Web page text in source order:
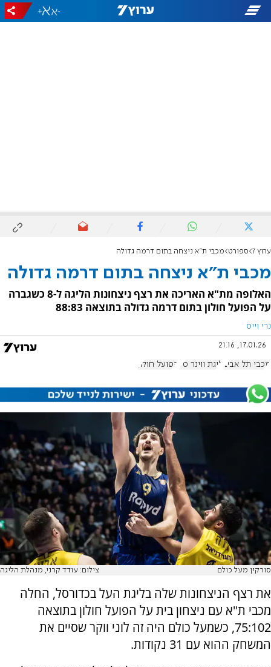
-
+
ערוץ 7 ספורט מכבי ת"א ניצחה בתום דרמה גדולה
מכבי ת"א ניצחה בתום דרמה גדולה
האלופה מת"א האריכה את רצף ניצחונות הליגה ל-8 כשגברה
על הפועל חולון בתום דרמה גדולה בתוצאה 88:83
נרי וייס
17.01.26, 21:16
מכבי תל אביב ליגת ווינר סל הפועל חולון
סורקין מעל כולם צילום: עודד קרני, מנהלת הליגה
את רצף הניצחונות שלה בליגת העל בכדורסל, החלה
מכבי ת"א עם ניצחון בית על הפועל חולון בתוצאה
75:102, כשמעל כולם היה זה לוני ווקר שסיים את
המשחק ההוא עם 31 נקודות.